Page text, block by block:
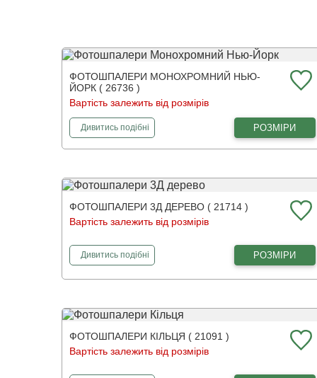
ФОТОШПАЛЕРИ МОНОХРОМНИЙ НЬЮ-
ЙОРК ( 26736 )
Вартість залежить від розмірів
Дивитисьфотошпалери
подібні РОЗМІРИ
ФОТОШПАЛЕРИ 3Д ДЕРЕВО ( 21714 )
Вартість залежить від розмірів
Дивитисьфотошпалери
подібні РОЗМІРИ
ФОТОШПАЛЕРИ КІЛЬЦЯ ( 21091 )
Вартість залежить від розмірів